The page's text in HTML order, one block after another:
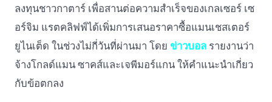
ลงทุนชาวกาตาร์ เพื่อสานต่อความสำเร็จของเกลเซอร์ เซ
อร์จิม แรตคลิฟฟ์ได้เพิ่มการเสนอราคาซื้อแมนเชสเตอร์
ยูไนเต็ด ในช่วงไม่กี่วันที่ผ่านมา โดยข่าวบอล รายงานว่า
จ้างโกลด์แมน ซาคส์และเจพีมอร์แกน ให้คำแนะนำเกี่ยว
กับข้อตกลง